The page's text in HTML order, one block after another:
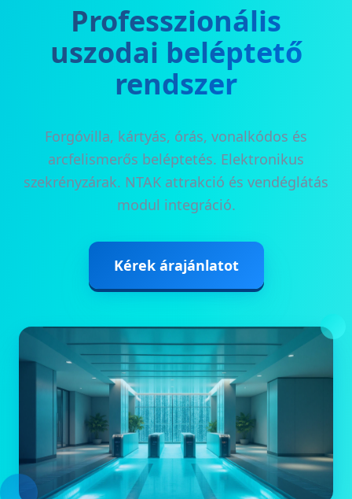
Professzionális
uszodai beléptető
rendszer
Forgóvilla, kártyás, órás, vonalkódos és
arcfelismerős beléptetés. Elektronikus
szekrényzárak. NTAK attrakció és vendéglátás
modul integráció.
Kérek árajánlatot